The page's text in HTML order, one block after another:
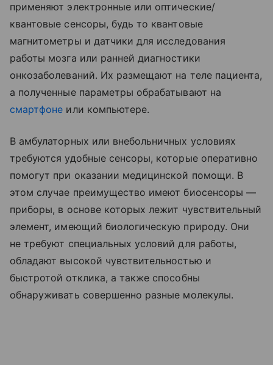
применяют электронные или оптические/
квантовые сенсоры, будь то квантовые
магнитометры и датчики для исследования
работы мозга или ранней диагностики
онкозаболеваний. Их размещают на теле пациента,
а полученные параметры обрабатывают на
смартфоне или компьютере.
В амбулаторных или внебольничных условиях
требуются удобные сенсоры, которые оперативно
помогут при оказании медицинской помощи. В
этом случае преимущество имеют биосенсоры —
приборы, в основе которых лежит чувствительный
элемент, имеющий биологическую природу. Они
не требуют специальных условий для работы,
обладают высокой чувствительностью и
быстротой отклика, а также способны
обнаруживать совершенно разные молекулы.